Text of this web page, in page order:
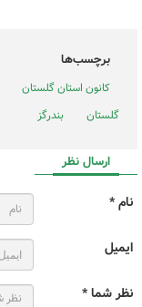
برچسب‌ها
کانون استان گلستان
گلستان
بندرگز
ارسال نظر
نام *
ایمیل
نظر شما *